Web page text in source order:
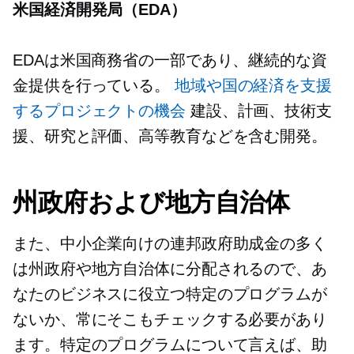
米国経済開発局（EDA）
EDAは米国商務省の一部であり、継続的な資
金提供を行っている。 地域や国の経済を支援
するプロジェクトの機会 建設、計画、技術支
援、研究と評価、高等教育などを含む開発。
州政府および地方自治体
また、中小企業向けの連邦政府助成金の多く
は州政府や地方自治体に分配されるので、あ
なたのビジネスに役立つ特定のプログラムが
ないか、常にそこもチェックする必要があり
ます。特定のプログラムについて言えば、助